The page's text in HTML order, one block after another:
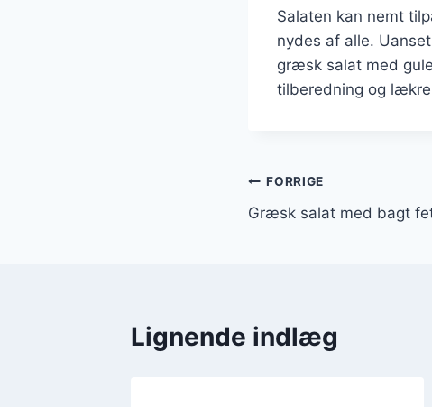
Salaten kan nemt
nydes af alle.
græsk salat med
tilberedning og
FORRIGE
Græsk salat med bagt
Lignende indlæg